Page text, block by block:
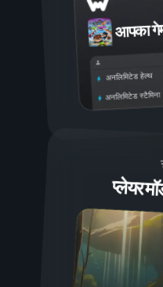
आपका
अनलिमिटेड हेल्थ
अनलिमिटेड स्टैमिना
प्लेयर